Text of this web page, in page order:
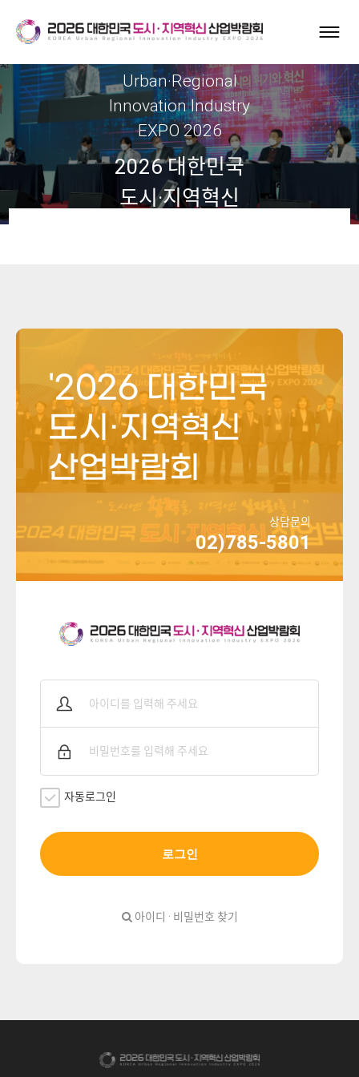
Urban·Regional
Innovation Industry
EXPO 2026
2026 대한민국
도시·지역혁신
'2026 대한민국
도시·지역혁신
산업박람회
상담문의
02)785-5801
자동로그인
로그인
아이디 · 비밀번호 찾기